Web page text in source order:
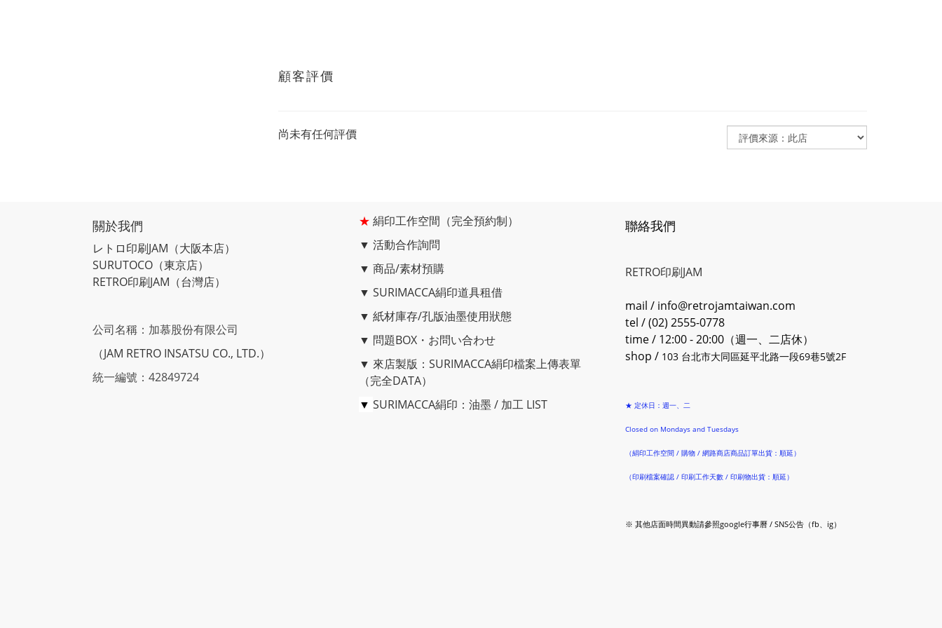
顧客評價
尚未有任何評價
關於我們
レトロ印刷JAM （大阪本店）
SURUTOCO （東京店）
RETRO印刷JAM （台灣店）
公司名稱：加慕股份有限公司
（JAM RETRO INSATSU CO., LTD.）
統一編號：42849724
★ 絹印工作空間（完全預約制）
▼ 活動合作詢問
▼ 商品/素材預購
▼ SURIMACCA絹印道具租借
▼ 紙材庫存/孔版油墨使用狀態
▼ 問題BOX・お問い合わせ
▼ 來店製版：SURIMACCA絹印檔案上傳表單
（完全DATA）
▼ SURIMACCA絹印：油墨 / 加工 LIST
聯絡我們
RETRO印刷JAM
mail / info@retrojamtaiwan.com
tel / (02) 2555-0778
time / 12:00 - 20:00（週一、二店休）
shop / 103 台北市大同區延平北路一段69巷5號2F
★ 定休日：週一、二
Closed on Mondays and Tuesdays
（絹印工作空間 / 購物 / 網路商店商品訂單出貨：順延）
（印刷檔案確認 / 印刷工作天數 / 印刷物出貨：順延）
※ 其他店面時間異動請參照google行事曆 / SNS公告（fb、ig）